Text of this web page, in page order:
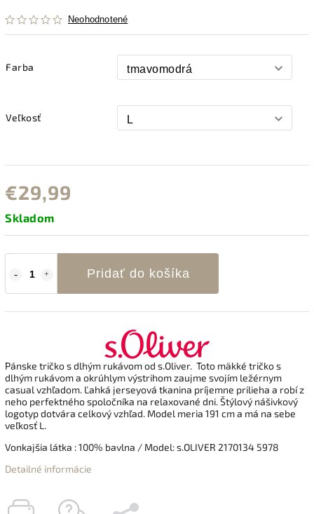
Neohodnotené
Farba
Veľkosť
€29,99
Skladom
Pridať do košíka
Pánske tričko s dlhým rukávom od s.Oliver. Toto mäkké tričko s
dlhým rukávom a okrúhlym výstrihom zaujme svojím ležérnym
casual vzhľadom. Ľahká jerseyová tkanina príjemne prilieha a robí z
neho perfektného spoločníka na relaxované dni. Štýlový nášivkový
logotyp dotvára celkový vzhľad. Model meria 191 cm a má na sebe
veľkosť L.
Vonkajšia látka : 100% bavlna / Model: s.OLIVER 2170134 5978
Detailné informácie